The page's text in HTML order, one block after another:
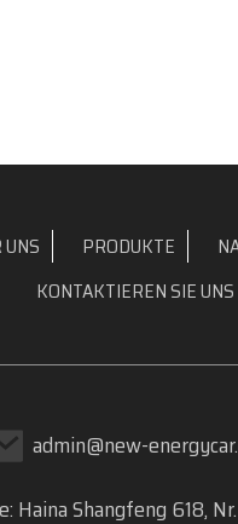
PRODUKTE
KONTAKTIEREN SIE UNS
admin@new-
Haina Shangfeng 618,